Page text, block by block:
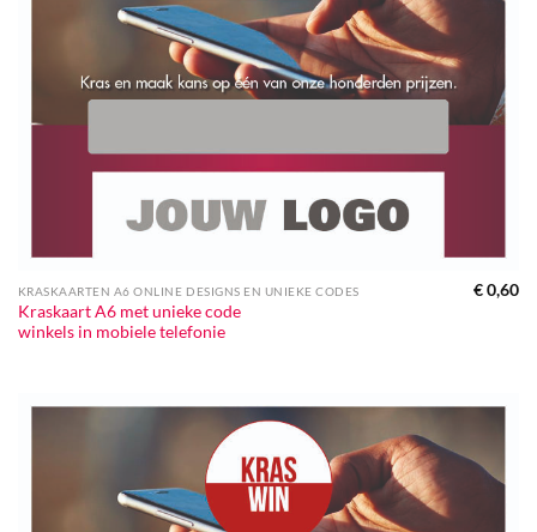
KRASKAARTEN A6 ONLINE DESIGNS EN UNIEKE CODES
Kraskaart A6 met unieke code
winkels in mobiele telefonie
€0,60